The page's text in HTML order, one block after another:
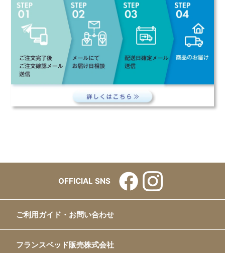
OFFICIAL SNS
ご利用ガイド・お問い合わせ
フランスベッド販売株式会社